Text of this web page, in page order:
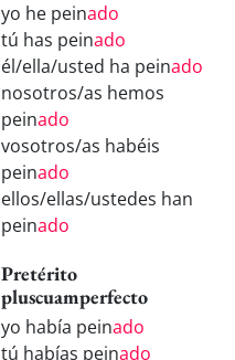
yo he peinado
tú has peinado
él/ella/usted ha peinado
nosotros/as hemos
peinado
vosotros/as habéis
peinado
ellos/ellas/ustedes han
peinado
Pretérito
pluscuamperfecto
yo había peinado
tú habías peinado